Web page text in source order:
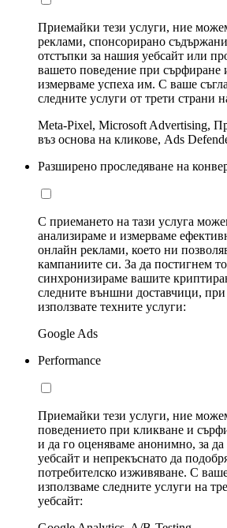
Приемайки тези услуги, ние
реклами, спонсорирано
отстъпки за нашия уебсайт или
вашето поведение при сърфиране
измерваме успеха им. С ваше
следните услуги от трети страни
Meta-Pixel, Microsoft Advertising,
въз основа на кликове, Ads
Разширено проследяване на
С приемането на тази услуга
анализираме и измерваме
онлайн реклами, което ни
кампаниите си. За да постигнем
синхронизираме вашите
следните външни доставчици, при
използвате техните услуги:
Google Ads
Performance
Приемайки тези услуги, ние
поведението при кликване и
и да го оценяваме анонимно, за
уебсайт и непрекъснато да
потребителско изживяване. С
използваме следните услуги на
уебсайт: